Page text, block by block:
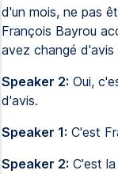
d'un mois, ne pas
François Bayrou
avez changé d'avis
Speaker 2: Oui,
d'avis.
Speaker 1: C'est
Speaker 2: C'est